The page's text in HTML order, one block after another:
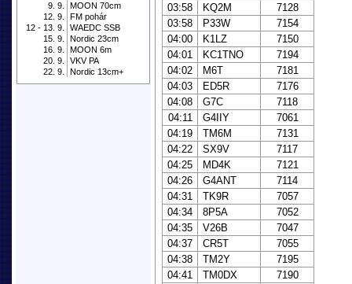
9. 9.
MOON 70cm
12. 9.
FM pohár
12 - 13. 9.
WAEDC SSB
15. 9.
Nordic 23cm
16. 9.
MOON 6m
20. 9.
VKV PA
22. 9.
Nordic 13cm+
03:58
KQ2M
7128
03:58
P33W
7154
04:00
K1LZ
7150
04:01
KC1TNO
7194
04:02
M6T
7181
04:03
ED5R
7176
04:08
G7C
7118
04:11
G4IIY
7061
04:19
TM6M
7131
04:22
SX9V
7117
04:25
MD4K
7121
04:26
G4ANT
7114
04:31
TK9R
7057
04:34
8P5A
7052
04:35
V26B
7047
04:37
CR5T
7055
04:38
TM2Y
7195
04:41
TM0DX
7190